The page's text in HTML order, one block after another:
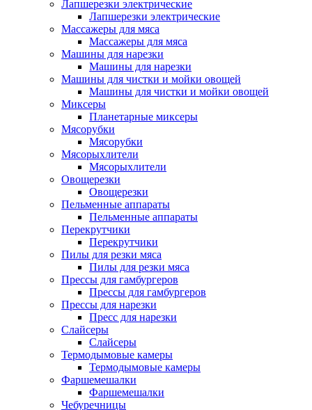
Лапшерезки электрические
Лапшерезки электрические
Массажеры для мяса
Массажеры для мяса
Машины для нарезки
Машины для нарезки
Машины для чистки и мойки овощей
Машины для чистки и мойки овощей
Миксеры
Планетарные миксеры
Мясорубки
Мясорубки
Мясорыхлители
Мясорыхлители
Овощерезки
Овощерезки
Пельменные аппараты
Пельменные аппараты
Перекрутчики
Перекрутчики
Пилы для резки мяса
Пилы для резки мяса
Прессы для гамбургеров
Прессы для гамбургеров
Прессы для нарезки
Пресс для нарезки
Слайсеры
Слайсеры
Термодымовые камеры
Термодымовые камеры
Фаршемешалки
Фаршемешалки
Чебуречницы